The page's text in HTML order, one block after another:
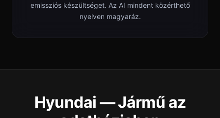
emissziós készültséget. Az AI mindent közérthető
nyelven magyaráz.
Hyundai — Jármű az